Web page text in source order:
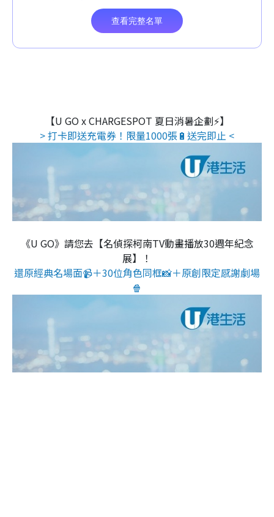
【U GO x CHARGESPOT 夏日消暑企劃⚡】
> 打卡即送充電券！限量1000張🔋送完即止 <
《U GO》請您去【名偵探柯南TV動畫播放30週年紀念
展】！
還原經典名場面📹＋30位角色同框📸＋原創限定感謝劇場
🍿